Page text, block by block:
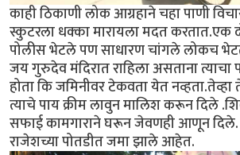
काही ठिकाणी लोक आग्रहाने चहा पाणी
स्कुटरला धक्का मारायला मदत करतात.एक
पोलीस भेटले पण साधारण चांगले लोकच
जय गुरुदेव मंदिरात राहिला असताना
होता कि जमिनीवर टेकवता येत नव्हता.तेव्हा
त्याचे पाय क्रीम लावुन मालिश करून दिले
सफाई कामगाराने घरून जेवणही आणून
राजेशच्या पोतडीत जमा झाले आहेत.